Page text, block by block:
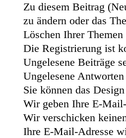
Zu diesem Beitrag
zu ändern oder das
Löschen Ihrer
Die Registrierung ist
Ungelesene Beiträge
Ungelesene
Sie können das
Wir geben Ihre E-
Wir verschicken
Ihre E-Mail-Adresse